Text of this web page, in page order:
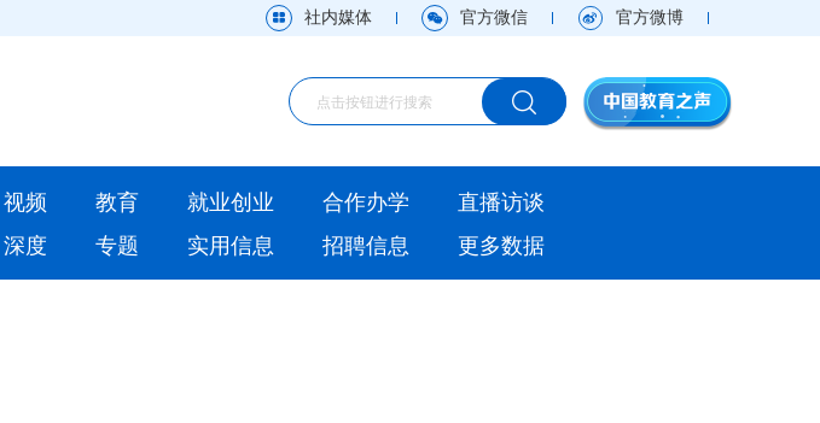
来华
社内媒体 官方微信 官方微博
视频 教育 就业创业 合作办学
直播访谈
深度 专题 实用信息 招聘信息 更多数据